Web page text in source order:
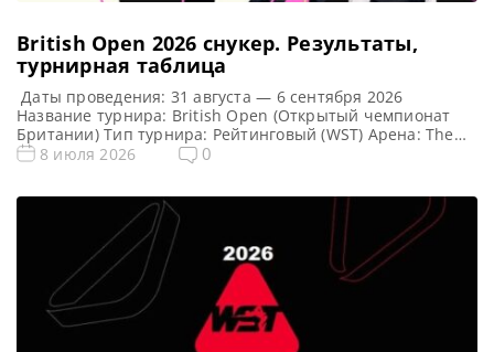
British Open 2026 cнукер. Результаты,
турнирная таблица
Даты проведения: 31 августа — 6 сентября 2026
Название турнира: British Open (Открытый чемпионат
Британии) Тип турнира: Рейтинговый (WST) Арена: The
Centaur Место проведения (населенный пункт, город,
турнира: Примечание: Особенность формата: после
каждого раунда проходит случайная жеребьевка (пары
игроков формируются случайным образом)!!! Турнирная
8 июля 2026 0